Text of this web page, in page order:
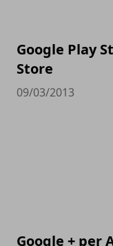
Google Play
Store
09/03/2013
Google + per